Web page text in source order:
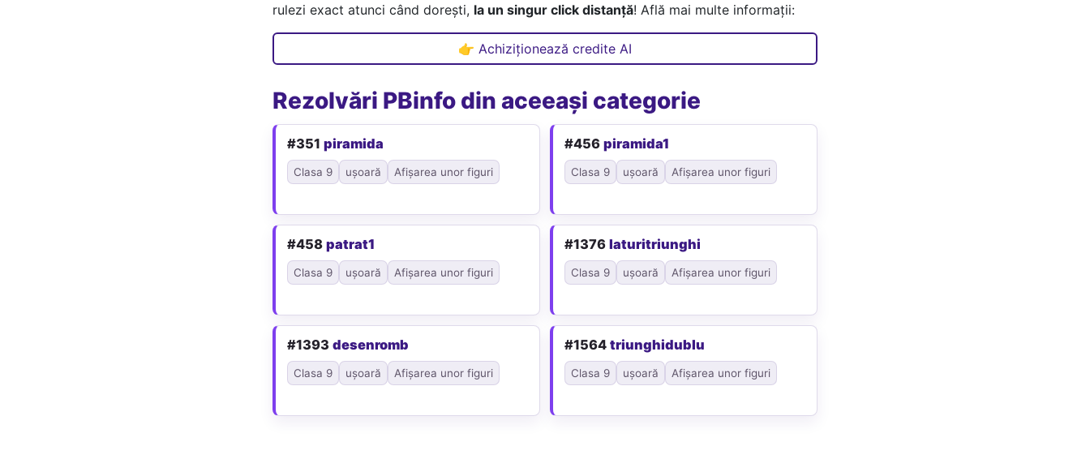
rulezi exact atunci când dorești, la un singur click distanță! Află mai multe informații:
👉 Achiziționează credite AI
Rezolvări PBinfo din aceeași categorie
#351 piramida
Clasa 9 ușoară Afișarea unor figuri
#456 piramida1
Clasa 9 ușoară Afișarea unor figuri
#458 patrat1
Clasa 9 ușoară Afișarea unor figuri
#1376 laturitriunghi
Clasa 9 ușoară Afișarea unor figuri
#1393 desenromb
Clasa 9 ușoară Afișarea unor figuri
#1564 triunghidublu
Clasa 9 ușoară Afișarea unor figuri